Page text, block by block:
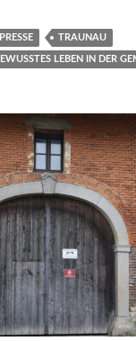
PRESSE TRAUNAU
LEBEN IN DER